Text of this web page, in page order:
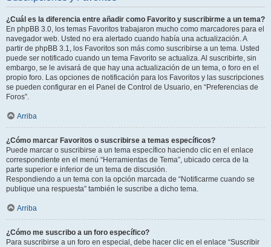
¿Cuál es la diferencia entre añadir como Favorito y suscribirme a un tema?
En phpBB 3.0, los temas Favoritos trabajaron mucho como marcadores para el
navegador web. Usted no era alertado cuando había una actualización. A
partir de phpBB 3.1, los Favoritos son más como suscribirse a un tema. Usted
puede ser notificado cuando un tema Favorito se actualiza. Al suscribirte, sin
embargo, se le avisará de que hay una actualización de un tema, o foro en el
propio foro. Las opciones de notificación para los Favoritos y las suscripciones
se pueden configurar en el Panel de Control de Usuario, en “Preferencias de
Foros”.
Arriba
¿Cómo marcar Favoritos o suscribirse a temas específicos?
Puede marcar o suscribirse a un tema específico haciendo clic en el enlace
correspondiente en el menú “Herramientas de Tema”, ubicado cerca de la
parte superior e inferior de un tema de discusión.
Respondiendo a un tema con la opción marcada de “Notificarme cuando se
publique una respuesta” también le suscribe a dicho tema.
Arriba
¿Cómo me suscribo a un foro específico?
Para suscribirse a un foro en especial, debe hacer clic en el enlace “Suscribir